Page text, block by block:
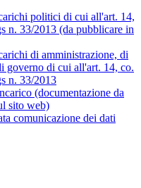
politici di cui all'art. 14,
n. 33/2013 (da pubblicare in
di amministrazione, di
governo di cui all'art. 14, co.
n. 33/2013
(documentazione da
sito web)
comunicazione dei dati